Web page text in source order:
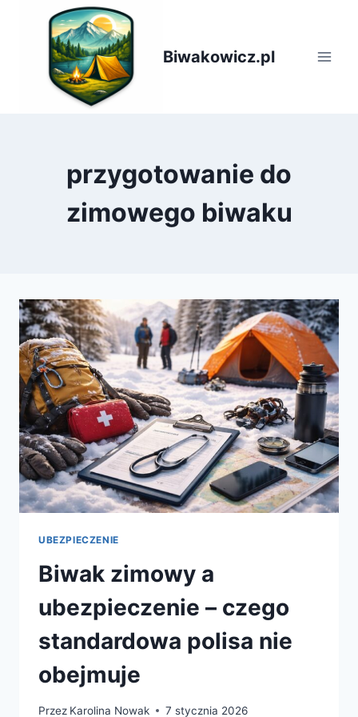
Biwakowicz.pl
przygotowanie do
zimowego biwaku
UBEZPIECZENIE
Biwak zimowy a
ubezpieczenie – czego
standardowa polisa nie
obejmuje
Przez Karolina Nowak 7 stycznia 2026